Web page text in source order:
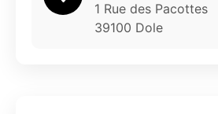
1 Rue des Pacottes
39100 Dole